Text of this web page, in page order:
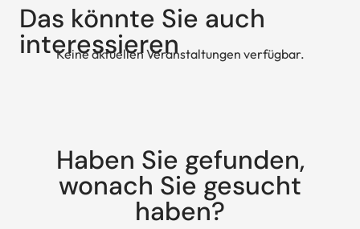
Das könnte Sie auch
interessieren
Keine aktuellen Veranstaltungen verfügbar.
Haben Sie gefunden,
wonach Sie gesucht
haben?